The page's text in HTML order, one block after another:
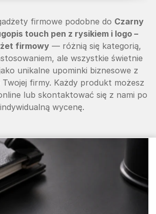
firmowe podobne do Czarny
touch pen z rysikiem i logo –
firmowy— różnią się kategorią,
ale wszystkie świetnie
unikalne upominki biznesowe z
Twojej firmy. Każdy produkt możesz
lub skontaktować się z nami po
indywidualną wycenę.